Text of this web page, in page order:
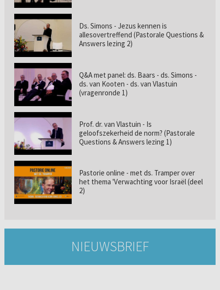
Ds. Simons - Jezus kennen is
allesovertreffend (Pastorale Questions &
Answers lezing 2)
Q&A met panel: ds. Baars - ds. Simons -
ds. van Kooten - ds. van Vlastuin
(vragenronde 1)
Prof. dr. van Vlastuin - Is
geloofszekerheid de norm? (Pastorale
Questions & Answers lezing 1)
Pastorie online - met ds. Tramper over
het thema 'Verwachting voor Israël (deel
2)
NIEUWSBRIEF